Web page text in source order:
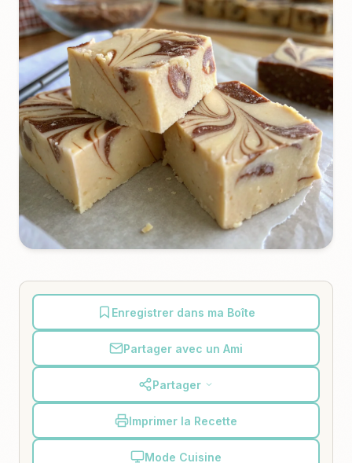
Enregistrer dans ma Boîte
Partager avec un Ami
Partager
Imprimer la Recette
Mode Cuisine